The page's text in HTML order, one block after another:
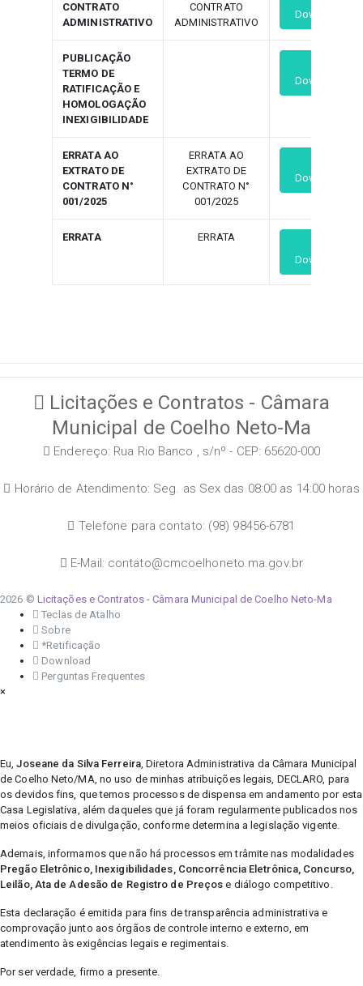
CONTRATO
ADMINISTRATIVO
CONTRATO
ADMINISTRATIVO
Download
PUBLICAÇÃO
TERMO DE
RATIFICAÇÃO E
HOMOLOGAÇÃO
INEXIGIBILIDADE
Download
ERRATA AO
EXTRATO DE
CONTRATO N°
001/2025
ERRATA AO
EXTRATO DE
CONTRATO N°
001/2025
Download
ERRATA
ERRATA
Download
Licitações e Contratos - Câmara
Municipal de Coelho Neto-Ma
Endereço: Rua Rio Banco , s/nº - CEP: 65620-000
Horário de Atendimento: Seg. as Sex das 08:00 as 14:00 horas
Telefone para contato: (98) 98456-6781
E-Mail: contato@cmcoelhoneto.ma.gov.br
2026 © Licitações e Contratos - Câmara Municipal de Coelho Neto-Ma
Teclas de Atalho
Sobre
*Retificação
Download
Perguntas Frequentes
×
Eu,Joseane da Silva Ferreira, Diretora Administrativa da Câmara Municipal
de Coelho Neto/MA, no uso de minhas atribuições legais, DECLARO, para
os devidos fins, que temos processos de dispensa em andamento por esta
Casa Legislativa, além daqueles que já foram regularmente publicados nos
meios oficiais de divulgação, conforme determina a legislação vigente.
Ademais, informamos que não há processos em trâmite nas modalidades
Pregão Eletrônico, Inexigibilidades, Concorrência Eletrônica, Concurso,
Leilão, Ata de Adesão de Registro de Preços e diálogo competitivo.
Esta declaração é emitida para fins de transparência administrativa e
comprovação junto aos órgãos de controle interno e externo, em
atendimento às exigências legais e regimentais.
Por ser verdade, firmo a presente.